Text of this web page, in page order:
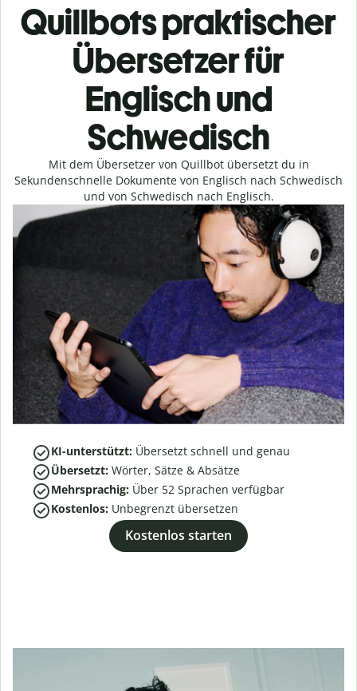
Quillbots praktischer
Übersetzer für
Englisch und
Schwedisch
Mit dem Übersetzer von Quillbot übersetzt du in
Sekundenschnelle Dokumente von Englisch nach Schwedisch
und von Schwedisch nach Englisch.
KI-unterstützt: Übersetzt schnell und genau
Übersetzt: Wörter, Sätze & Absätze
Mehrsprachig: Über 52 Sprachen verfügbar
Kostenlos: Unbegrenzt übersetzen
Kostenlos starten